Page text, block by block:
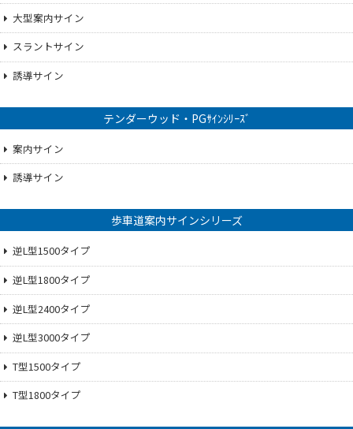
大型案内サイン
スラントサイン
誘導サイン
テンダーウッド・PGｻｲﾝｼﾘｰｽﾞ
案内サイン
誘導サイン
歩車道案内サインシリーズ
逆L型1500タイプ
逆L型1800タイプ
逆L型2400タイプ
逆L型3000タイプ
T型1500タイプ
T型1800タイプ